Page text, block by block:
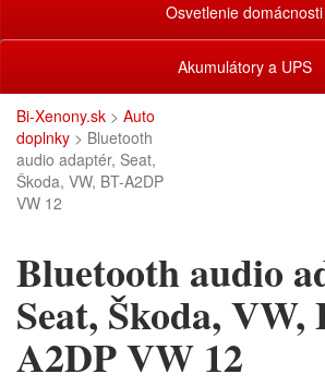
Osvetlenie domácnosti
Akumulátory a UPS
Bi-Xenony.sk > Auto
doplnky > Bluetooth
audio adaptér, Seat,
Škoda, VW, BT-A2DP
VW 12
Bluetooth audio
Seat, Škoda, VW,
A2DP VW 12